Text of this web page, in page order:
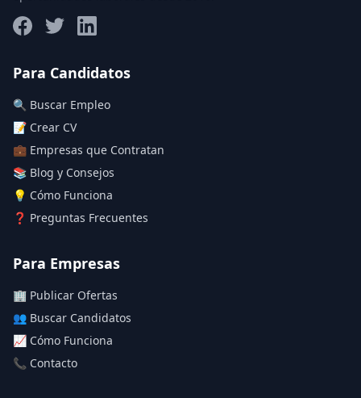
Deja vacío para "sin límite"
Aplicar filtros
Para Candidatos
🔍 Buscar Empleo
📝 Crear CV
💼 Empresas que Contratan
📚 Blog y Consejos
💡 Cómo Funciona
❓ Preguntas Frecuentes
Para Empresas
🏢 Publicar Ofertas
👥 Buscar Candidatos
📈 Cómo Funciona
📞 Contacto